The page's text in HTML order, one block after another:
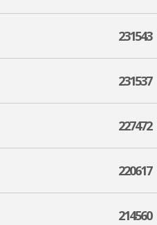
231543
231537
227472
220617
214560